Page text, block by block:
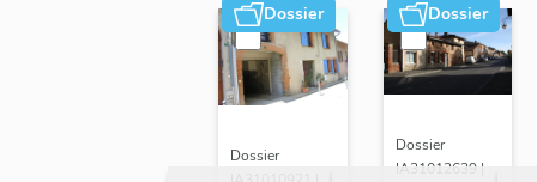
Dossier
Dossier
Dossier
Dossier
IA31012639 |